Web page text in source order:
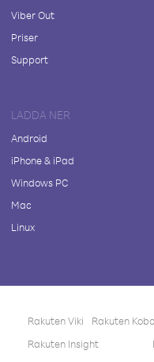
Viber Out
Priser
Support
LADDA NER
Android
iPhone & iPad
Windows PC
Mac
Linux
Rakuten Viki Rakuten Kobo
Rakuten Insight